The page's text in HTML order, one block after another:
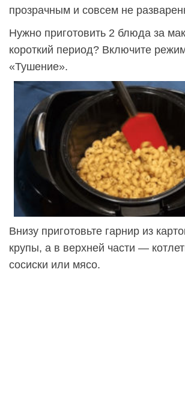
прозрачным и совсем не
Нужно приготовить 2 блюда за
короткий период? Включите
«Тушение».
Внизу приготовьте гарнир из
крупы, а в верхней части —
сосиски или мясо.